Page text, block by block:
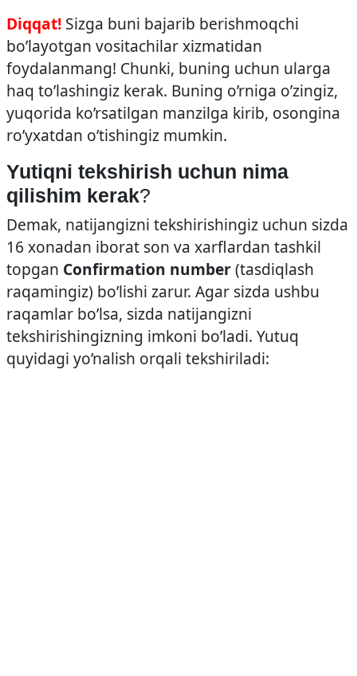
Diqqat! Sizga buni bajarib berishmoqchi
bo’layotgan vositachilar xizmatidan
foydalanmang! Chunki, buning uchun ularga
haq to’lashingiz kerak. Buning o’rniga o’zingiz,
yuqorida ko’rsatilgan manzilga kirib, osongina
ro’yxatdan o’tishingiz mumkin.
Yutiqni tekshirish uchun nima
qilishim kerak?
Demak, natijangizni tekshirishingiz uchun sizda
16 xonadan iborat son va xarflardan tashkil
topgan Confirmation number(tasdiqlash
raqamingiz) bo’lishi zarur. Agar sizda ushbu
raqamlar bo’lsa, sizda natijangizni
tekshirishingizning imkoni bo’ladi. Yutuq
quyidagi yo’nalish orqali tekshiriladi: